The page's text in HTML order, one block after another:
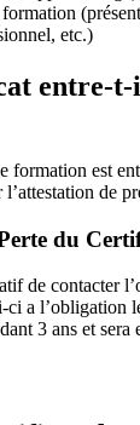
etc.)
entre-
formation est
de
du
de contacter
a l’obligation
3 ans et sera